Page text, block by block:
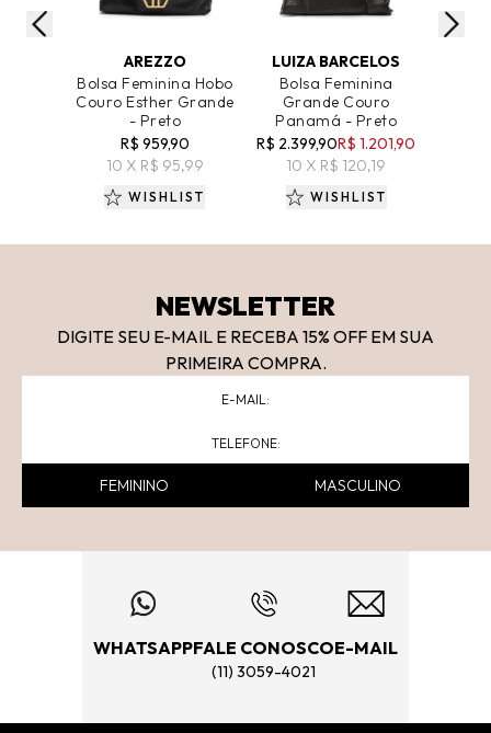
AREZZO
Bolsa Feminina Hobo
Couro Esther Grande
- Preto
R$ 959,90
10 X R$ 95,99
WISHLIST
LUIZA BARCELOS
Bolsa Feminina
Grande Couro
Panamá - Preto
R$ 2.399,90R$ 1.201,90
10 X R$ 120,19
WISHLIST
NEWSLETTER
DIGITE SEU E-MAIL E RECEBA 15% OFF EM SUA
PRIMEIRA COMPRA.
FEMININO MASCULINO
WHATSAPPFALE CONOSCO
(11) 3059-4021
E-MAIL